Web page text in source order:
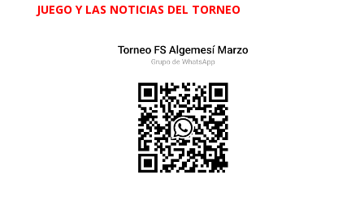
JUEGO Y LAS NOTICIAS DEL TORNEO